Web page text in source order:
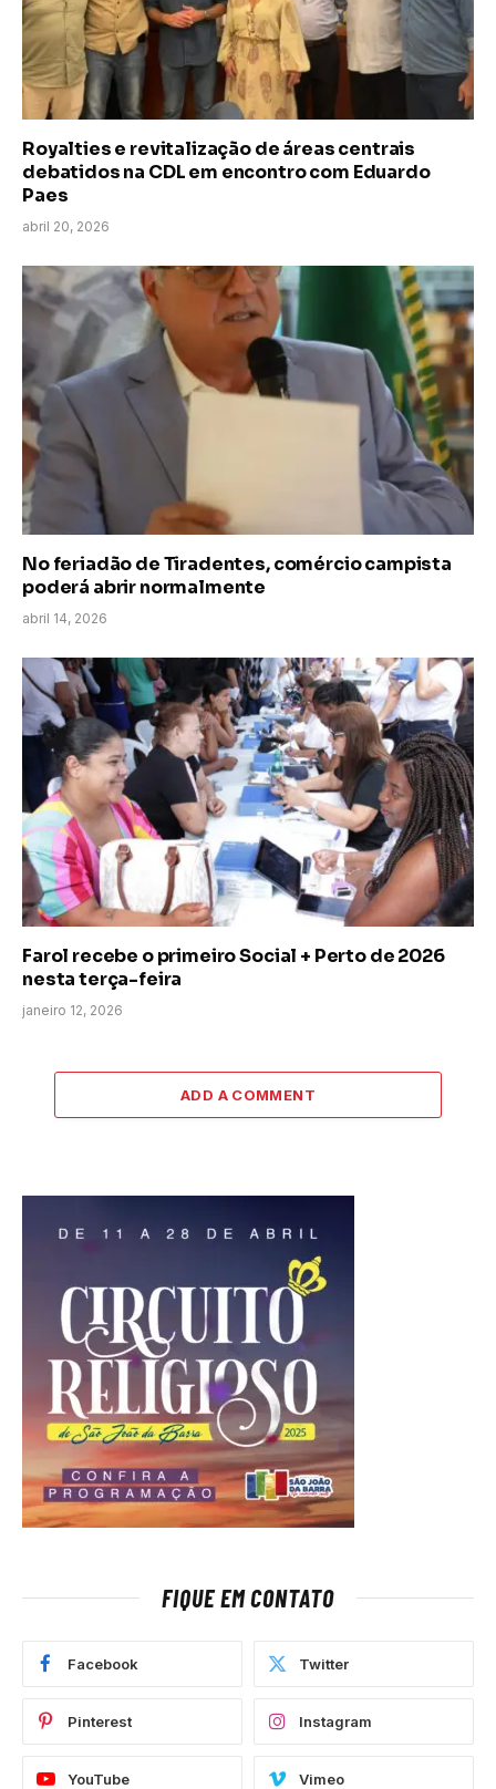
Royalties e revitalização de áreas centrais
debatidos na CDL em encontro com Eduardo
Paes
abril 20, 2026
No feriadão de Tiradentes, comércio campista
poderá abrir normalmente
abril 14, 2026
Farol recebe o primeiro Social + Perto de 2026
nesta terça-feira
janeiro 12, 2026
ADD A COMMENT
FIQUE EM CONTATO
Facebook Twitter
Pinterest Instagram
YouTube Vimeo